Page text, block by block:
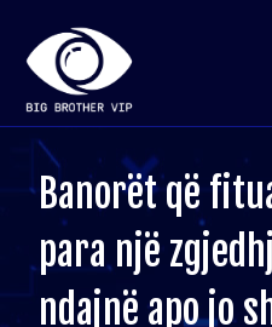
Banorët që
para një
ndajnë apo jo